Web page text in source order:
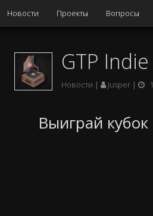
Новости Проекты Вопросы
GTP
Новости Jusper
Выиграй